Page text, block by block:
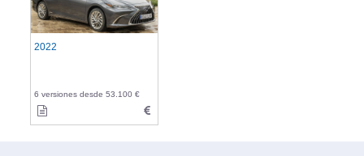
2022
6 versiones desde 53.100 €